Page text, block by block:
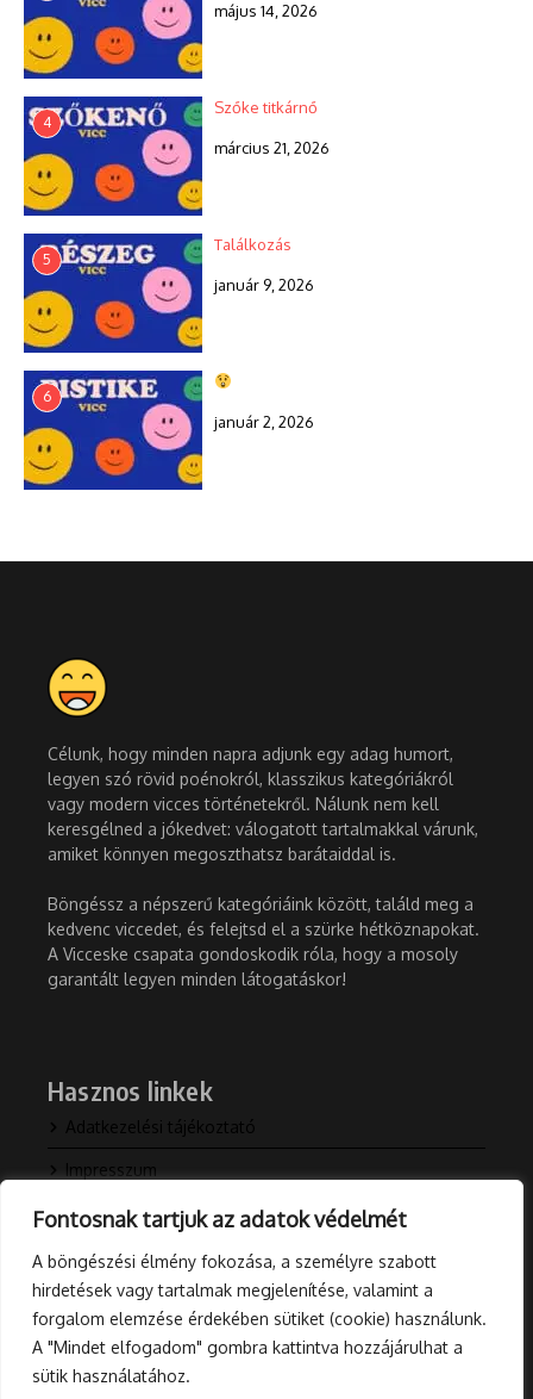
Fontosnak tartjuk az adatok védelmét
A böngészési élmény fokozása, a személyre szabott
hirdetések vagy tartalmak megjelenítése, valamint a
forgalom elemzése érdekében sütiket (cookie) használunk.
A "Mindet elfogadom" gombra kattintva hozzájárulhat a
sütik használatához.
május 14, 2026
4
Szőke titkárnő
március 21, 2026
5
Találkozás
január 9, 2026
6
január 2, 2026
Célunk, hogy minden napra adjunk egy adag humort,
legyen szó rövid poénokról, klasszikus kategóriákról
vagy modern vicces történetekről. Nálunk nem kell
keresgélned a jókedvet: válogatott tartalmakkal várunk,
amiket könnyen megoszthatsz barátaiddal is.
Böngéssz a népszerű kategóriáink között, találd meg a
kedvenc viccedet, és felejtsd el a szürke hétköznapokat.
A Vicceske csapata gondoskodik róla, hogy a mosoly
garantált legyen minden látogatáskor!
Hasznos linkek
Adatkezelési tájékoztató
Impresszum
Kapcsolat
Rólunk
Blog